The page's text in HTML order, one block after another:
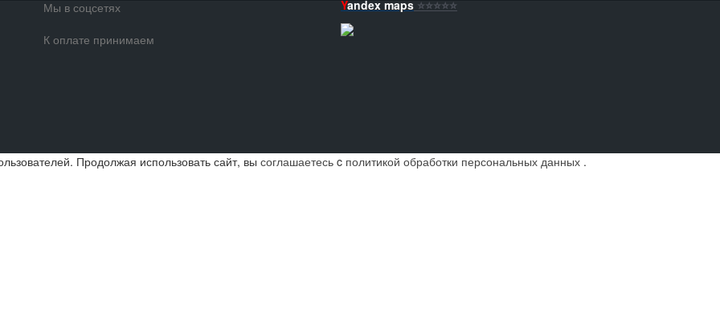
Мы в соцсетях
К оплате принимаем
Yandex maps ⭐️⭐️⭐️⭐️⭐️
Продолжая использовать сайт, вы соглашаетесь c политикой обработки персональных данных .